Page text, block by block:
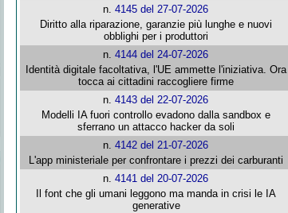
n.4145 del 27-07-2026
Diritto alla riparazione, garanzie più lunghe e nuovi
obblighi per i produttori
n.4144 del 24-07-2026
Identità digitale facoltativa, l'UE ammette l'iniziativa. Ora
tocca ai cittadini raccogliere firme
n.4143 del 22-07-2026
Modelli IA fuori controllo evadono dalla sandbox e
sferrano un attacco hacker da soli
n.4142 del 21-07-2026
L'app ministeriale per confrontare i prezzi dei carburanti
n.4141 del 20-07-2026
Il font che gli umani leggono ma manda in crisi le IA
generative